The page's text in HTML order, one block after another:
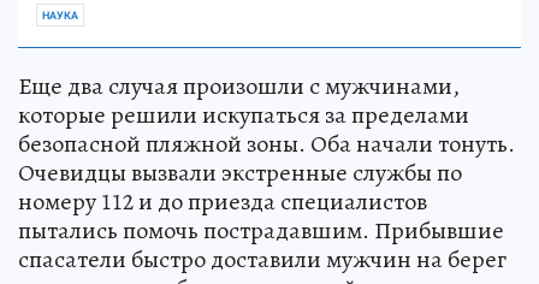
НАУКА
Еще два случая произошли с мужчинами,
которые решили искупаться за пределами
безопасной пляжной зоны. Оба начали тонуть.
Очевидцы вызвали экстренные службы по
номеру 112 и до приезда специалистов
пытались помочь пострадавшим. Прибывшие
спасатели быстро доставили мужчин на берег